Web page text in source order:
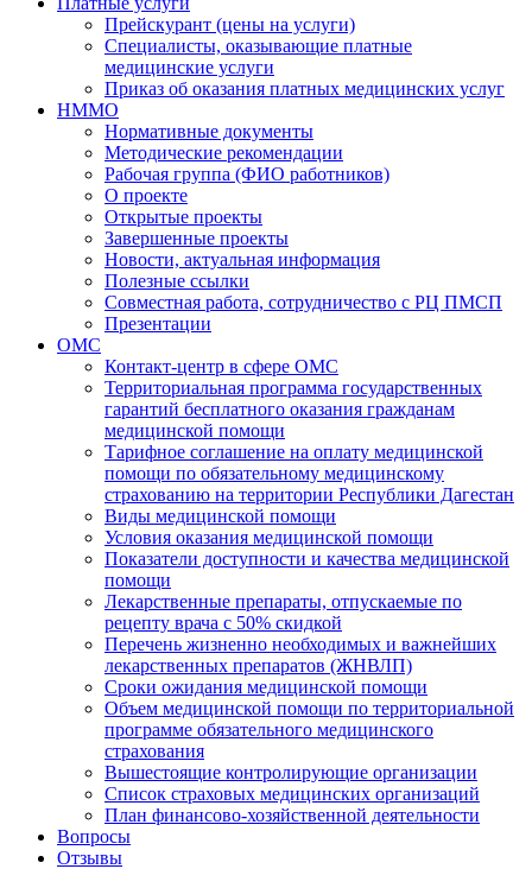
Прейскурант (цены на услуги)
Специалисты, оказывающие платные
медицинские услуги
Приказ об оказания платных медицинских услуг
НММО
Нормативные документы
Методические рекомендации
Рабочая группа (ФИО работников)
О проекте
Открытые проекты
Завершенные проекты
Новости, актуальная информация
Полезные ссылки
Совместная работа, сотрудничество с РЦ ПМСП
Презентации
ОМС
Контакт-центр в сфере ОМС
Территориальная программа государственных
гарантий бесплатного оказания гражданам
медицинской помощи
Тарифное соглашение на оплату медицинской
помощи по обязательному медицинскому
страхованию на территории Республики Дагестан
Виды медицинской помощи
Условия оказания медицинской помощи
Показатели доступности и качества медицинской
помощи
Лекарственные препараты, отпускаемые по
рецепту врача с 50% скидкой
Перечень жизненно необходимых и важнейших
лекарственных препаратов (ЖНВЛП)
Сроки ожидания медицинской помощи
Объем медицинской помощи по территориальной
программе обязательного медицинского
страхования
Вышестоящие контролирующие организации
Список страховых медицинских организаций
План финансово-хозяйственной деятельности
Вопросы
Отзывы